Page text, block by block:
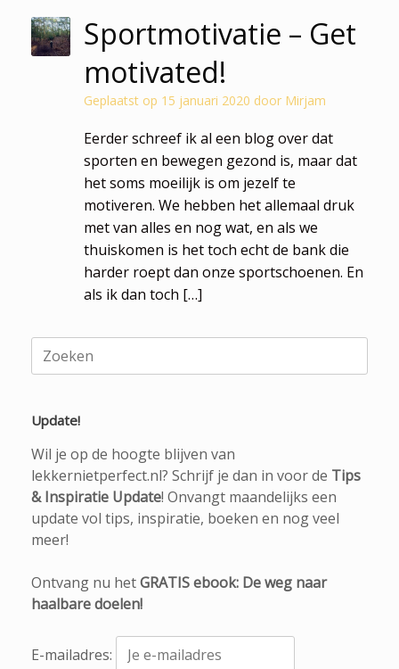
Sportmotivatie – Get
motivated!
Geplaatst op 15 januari 2020 door Mirjam
Eerder schreef ik al een blog over dat
sporten en bewegen gezond is, maar dat
het soms moeilijk is om jezelf te
motiveren. We hebben het allemaal druk
met van alles en nog wat, en als we
thuiskomen is het toch echt de bank die
harder roept dan onze sportschoenen. En
als ik dan toch […]
Zoeken
naar:
Update!
Wil je op de hoogte blijven van
lekkernietperfect.nl? Schrijf je dan in voor de Tips
& Inspiratie Update! Onvangt maandelijks een
update vol tips, inspiratie, boeken en nog veel
meer!
Ontvang nu hetGRATIS ebook: De weg naar
haalbare doelen!
E-mailadres: